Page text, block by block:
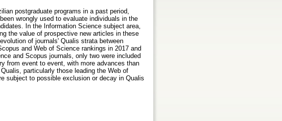
postgraduate programs in a past period,
wrongly used to evaluate individuals in the
In the Information Science subject area,
the value of prospective new articles in these
of journals' Qualis strata between
and Web of Science rankings in 2017 and
and Scopus journals, only two were included
from event to event, with more advances than
particularly those leading the Web of
subject to possible exclusion or decay in Qualis